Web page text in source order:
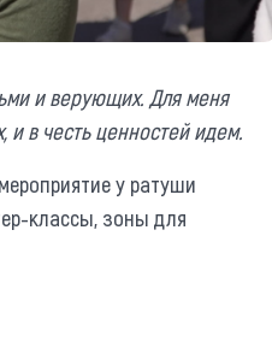
и верующих. Для меня
в честь ценностей идем.
у ратуши
классы, зоны для